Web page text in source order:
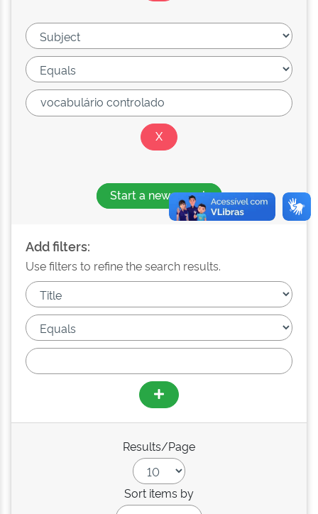
Start a new search
Add filters:
Use filters to refine the search results.
Results/Page
Sort items by